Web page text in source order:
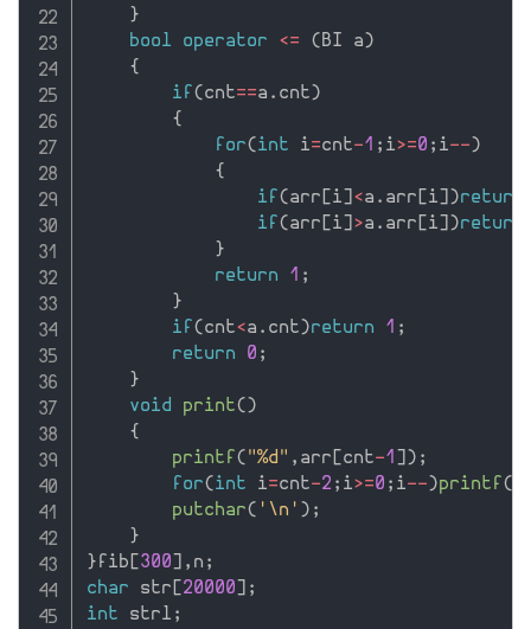
}
bool
operator <= ( BI a )
{
if ( cnt==a . cnt )
{
for( int i=cnt-1 ; i>=0 ; i-- )
{
if ( arr i <a . arr i )return
if ( arr i >a . arr i )return
}
return
1 ;
}
if ( cnt<a . cnt )return 1 ;
return
0 ;
}
void
print( )
{
printf ( "%d" , arr cnt-1 ) ;
for( int i=cnt-2 ; i>=0 ; i-- )printf (
putchar( '\n' ) ;
}
} fib 300 , n ;
char str 20000
;
int strl ;